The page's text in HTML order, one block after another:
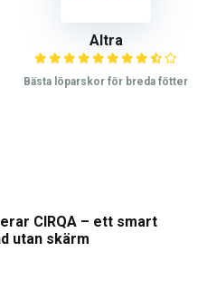
Altra
Bästa löparskor för breda fötter
CIRQA – ett smart
utan skärm